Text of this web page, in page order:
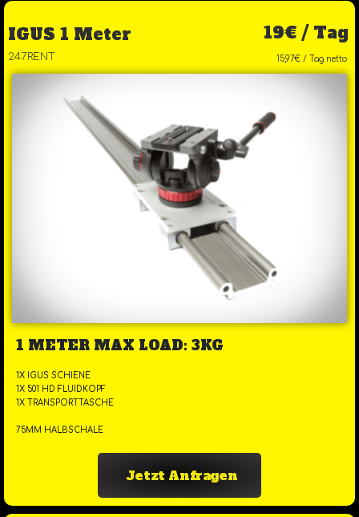
IGUS 1 Meter 19€ / Tag
247RENT 15,97€ / Tag netto
1 METER MAX LOAD: 3KG
1X IGUS SCHIENE
1X 501 HD FLUIDKOPF
1X TRANSPORTTASCHE
75MM HALBSCHALE
Jetzt Anfragen